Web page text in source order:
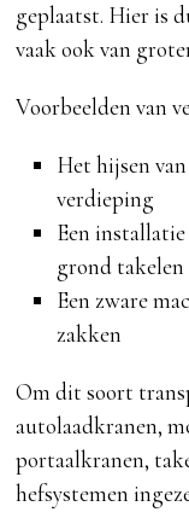
geplaatst. Hier is
vaak ook van
Voorbeelden van
Het hijsen
verdieping
Een
grond takelen
Een zware
zakken
Om dit soort
autolaadkranen,
portaalkranen,
hefsystemen